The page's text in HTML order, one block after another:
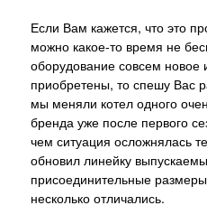
Если Вам кажется, что это
можно какое-то время не
оборудование совсем новое
приобретены, то спешу Вас
мы меняли котел одного
бренда уже после первого
чем ситуация осложнялась
обновил линейку
присоединительные
несколько отличались.